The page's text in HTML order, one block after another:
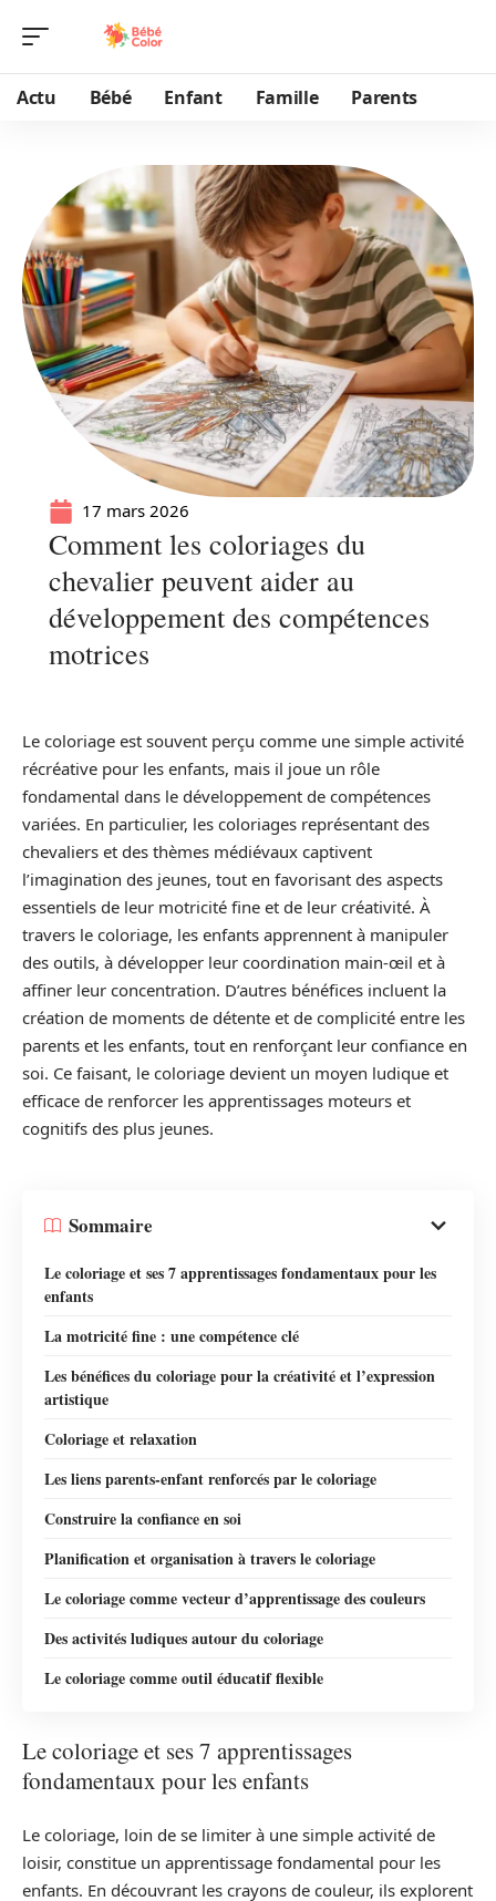
Actu Bébé Enfant Famille Parents
17 mars 2026
Comment les coloriages du
chevalier peuvent aider au
développement des compétences
motrices
Le coloriage est souvent perçu comme une simple activité
récréative pour les enfants, mais il joue un rôle
fondamental dans le développement de compétences
variées. En particulier, les coloriages représentant des
chevaliers et des thèmes médiévaux captivent
l’imagination des jeunes, tout en favorisant des aspects
essentiels de leur motricité fine et de leur créativité. À
travers le coloriage, les enfants apprennent à manipuler
des outils, à développer leur coordination main-œil et à
affiner leur concentration. D’autres bénéfices incluent la
création de moments de détente et de complicité entre les
parents et les enfants, tout en renforçant leur confiance en
soi. Ce faisant, le coloriage devient un moyen ludique et
efficace de renforcer les apprentissages moteurs et
cognitifs des plus jeunes.
Sommaire
Le coloriage et ses 7 apprentissages fondamentaux pour les
enfants
La motricité fine : une compétence clé
Les bénéfices du coloriage pour la créativité et l’expression
artistique
Coloriage et relaxation
Les liens parents-enfant renforcés par le coloriage
Construire la confiance en soi
Planification et organisation à travers le coloriage
Le coloriage comme vecteur d’apprentissage des couleurs
Des activités ludiques autour du coloriage
Le coloriage comme outil éducatif flexible
Le coloriage et ses 7 apprentissages
fondamentaux pour les enfants
Le coloriage, loin de se limiter à une simple activité de
loisir, constitue un apprentissage fondamental pour les
enfants. En découvrant les crayons de couleur, ils explorent